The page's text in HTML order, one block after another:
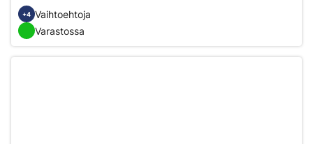
+4 Vaihtoehtoja
Varastossa